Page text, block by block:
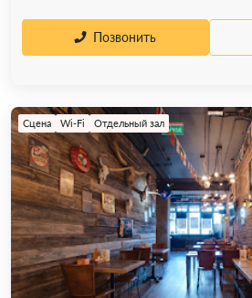
Позвонить
Сцена Wi-Fi Отдельный зал